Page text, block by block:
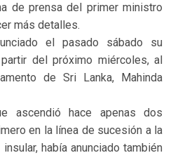
de prensa del primer ministro
más detalles.
el pasado sábado su
del próximo miércoles, al
de Sri Lanka, Mahinda
ascendió hace apenas dos
en la línea de sucesión a la
había anunciado también